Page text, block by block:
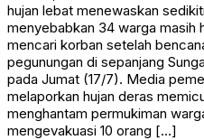
hujan lebat menewaskan
menyebabkan 34 warga masih
mencari korban setelah
pegunungan di sepanjang
pada Jumat (17/7). Media
melaporkan hujan deras
menghantam permukiman
mengevakuasi 10 orang […]